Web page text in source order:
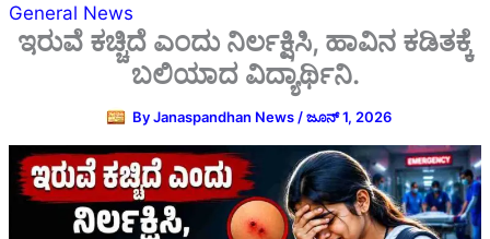
General News
ಇರುವೆ ಕಚ್ಚಿದೆ ಎಂದು ನಿರ್ಲಕ್ಷಿಸಿ, ಹಾವಿನ ಕಡಿತಕ್ಕೆ
ಬಲಿಯಾದ ವಿದ್ಯಾರ್ಥಿನಿ.
ByJanaspandhan News /ಜೂನ್ 1, 2026